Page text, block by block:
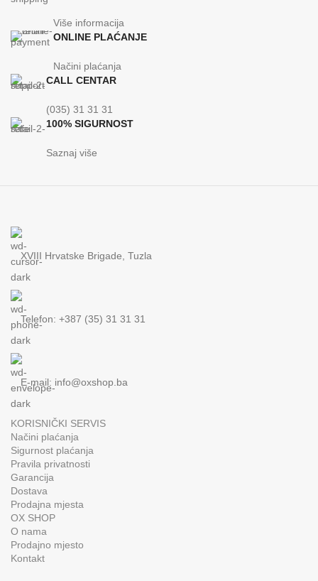
Više informacija
ONLINE PLAĆANJE
Načini plaćanja
CALL CENTAR
(035) 31 31 31
100% SIGURNOST
Saznaj više
XVIII Hrvatske Brigade, Tuzla
Telefon: +387 (35) 31 31 31
E-mail: info@oxshop.ba
KORISNIČKI SERVIS
Načini plaćanja
Sigurnost plaćanja
Pravila privatnosti
Garancija
Dostava
Prodajna mjesta
OX SHOP
O nama
Prodajno mjesto
Kontakt